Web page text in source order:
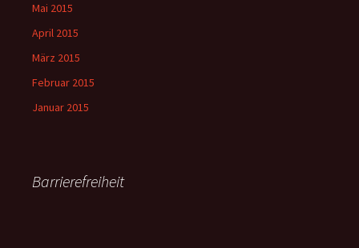
Mai 2015
April 2015
März 2015
Februar 2015
Januar 2015
Barrierefreiheit